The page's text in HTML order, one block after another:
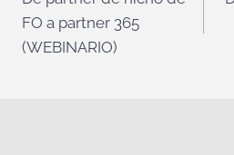
de
entradas
FO a partner 365
(WEBINARIO)